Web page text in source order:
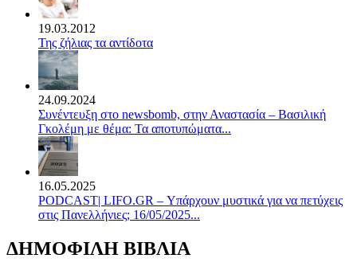
19.03.2012
Της ζήλιας τα αντίδοτα
24.09.2024
Συνέντευξη στο newsbomb, στην Αναστασία – Βασιλική
Γκολέμη με θέμα: Τα αποτυπώματα...
16.05.2025
PODCAST| LIFO.GR – Υπάρχουν μυστικά για να πετύχεις
στις Πανελλήνιες; 16/05/2025...
ΔΗΜΟΦΙΛΗ ΒΙΒΛΙΑ